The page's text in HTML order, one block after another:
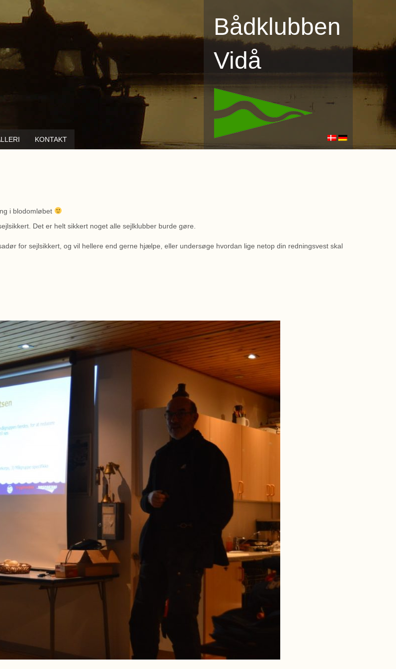
KONTAKT
Bådklubben
Vidå
i blodomløbet
Det er helt sikkert noget alle sejlklubber burde gøre.
for sejlsikkert, og vil hellere end gerne hjælpe, eller undersøge hvordan lige netop din redningsvest skal